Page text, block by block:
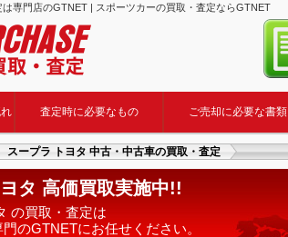
専門店のGTNET | スポーツカーの買取・査定ならGTNET
査定時に必要なもの ご売却に必要な書類
スープラ トヨタ 中古・中古車の買取・査定
タ 高価買取実施中!!
の買取・査定は
のGTNETにお任せください。